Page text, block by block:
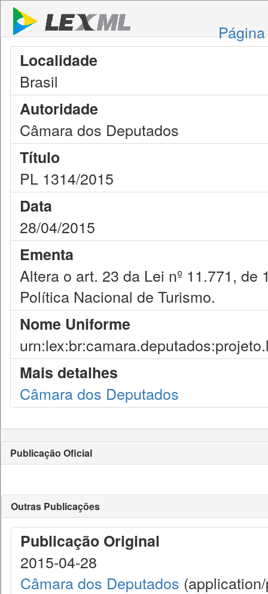
Localidade
Brasil
Autoridade
Câmara dos Deputados
Título
PL 1314/2015
Data
28/04/2015
Ementa
Altera o art. 23 da Lei nº 11.771,
Política Nacional de Turismo.
Nome Uniforme
Mais detalhes
Câmara dos Deputados
Publicação Oficial
Outras Publicações
Publicação Original
2015-04-28
Câmara dos Deputados